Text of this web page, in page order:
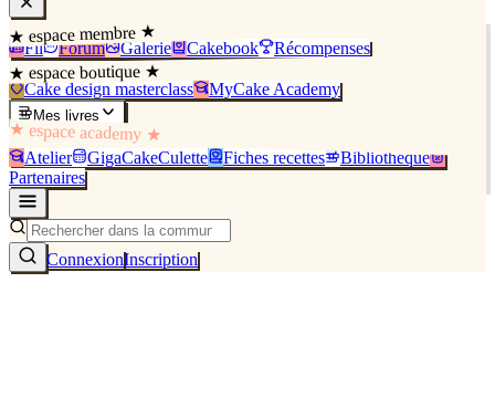
★ espace membre ★
Fil Forum Galerie Cakebook Récompenses
★ espace boutique ★
Cake design masterclass MyCake Academy
Mes livres
★ espace academy ★
Atelier GigaCakeCulette Fiches recettes
Bibliothèque
Partenaires
ConnexionInscription